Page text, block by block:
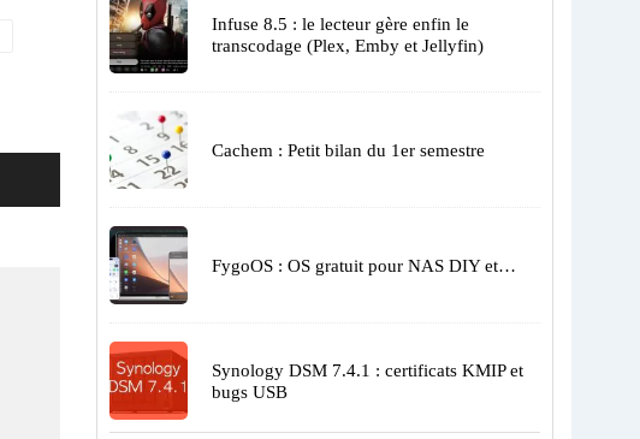
Infuse 8.5 : le lecteur gère enfin le
transcodage (Plex, Emby et Jellyfin)
Cachem : Petit bilan du 1er semestre
FygoOS : OS gratuit pour NAS DIY et…
Synology DSM 7.4.1 : certificats KMIP et
bugs USB